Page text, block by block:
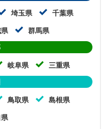
埼玉県 千葉県
群馬県
岐阜県 三重県
鳥取県 島根県